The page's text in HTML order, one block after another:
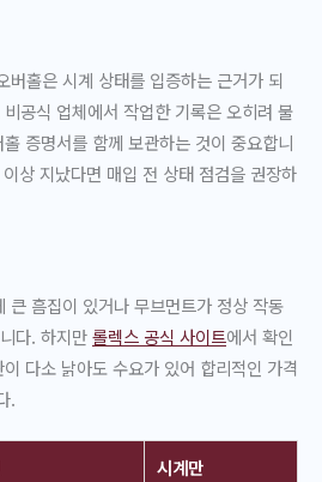
버홀은 시계 상태를 입증하는 근거가 되
공식 업체에서 작업한 기록은 오히려 불
증명서를 함께 보관하는 것이 중요합니
상 지났다면 매입 전 상태 점검을 권장하
큰 흠집이 있거나 무브먼트가 정상 작동
다. 하지만롤렉스 공식 사이트에서 확인
다소 낡아도 수요가 있어 합리적인 가격
.
시계만